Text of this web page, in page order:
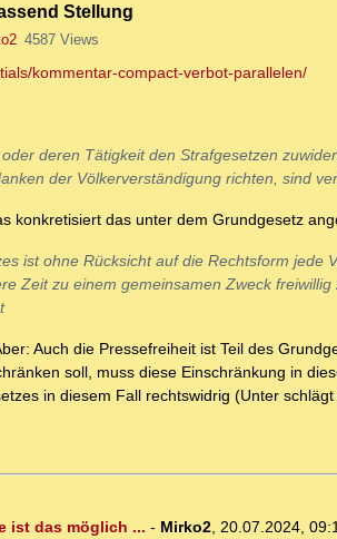
Stellung
4587 Views
kommentar-compact-verbot-parallelen/
deren Tätigkeit den Strafgesetzen
der Völkerverständigung richten, sind
konkretisiert das unter dem Grundgesetz
ist ohne Rücksicht auf die Rechtsform
Zeit zu einem gemeinsamen Zweck
Auch die Pressefreiheit ist Teil des
soll, muss diese Einschränkung in
in diesem Fall rechtswidrig (Unter
ist das möglich ... - Mirko2, 20.07.2024,